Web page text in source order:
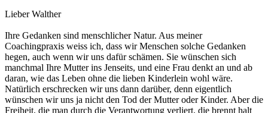
Lieber Walther
Ihre Gedanken sind menschlicher Natur. Aus meiner
Coachingpraxis weiss ich, dass wir Menschen solche Gedanken
hegen, auch wenn wir uns dafür schämen. Sie wünschen sich
manchmal Ihre Mutter ins Jenseits, und eine Frau denkt an und ab
daran, wie das Leben ohne die lieben Kinderlein wohl wäre.
Natürlich erschrecken wir uns dann darüber, denn eigentlich
wünschen wir uns ja nicht den Tod der Mutter oder Kinder. Aber die
Freiheit, die man durch die Verantwortung verliert, die brennt halt